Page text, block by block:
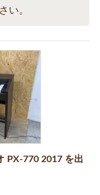
い。
PX-770 2017 を出